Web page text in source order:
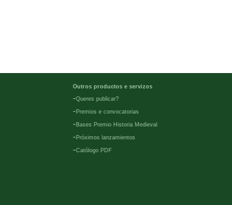
Outros productos e servizos
-Queres publicar?
- Premios e convocatorias
- Bases Premio Historia Medieval
- Próximos lanzamientos
-Católogo PDF